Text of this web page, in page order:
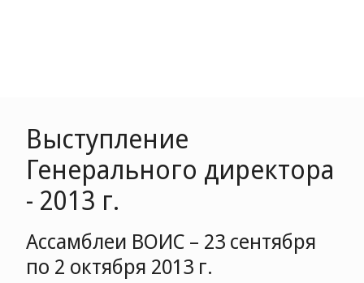
Выступление
Генерального директора
- 2013 г.
Ассамблеи ВОИС – 23 сентября
по 2 октября 2013 г.